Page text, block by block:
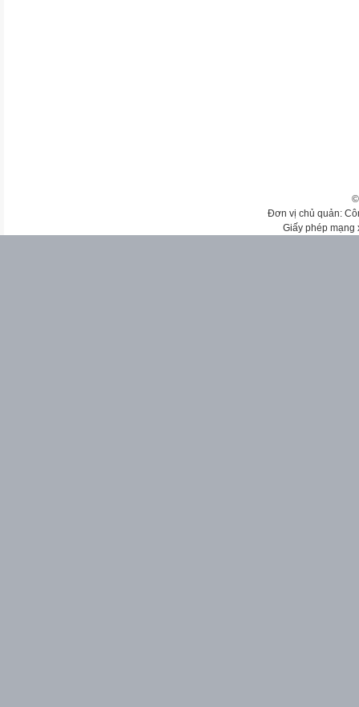
Đơn vị chủ quản:
Giấy phép mạng